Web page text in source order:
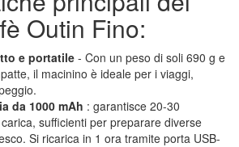
Outin Fino:
e portatile - Con un peso di soli 690 g e
il macinino è ideale per i viaggi,
da 1000 mAh : garantisce 20-30
sufficienti per preparare diverse
Si ricarica in 1 ora tramite porta USB-